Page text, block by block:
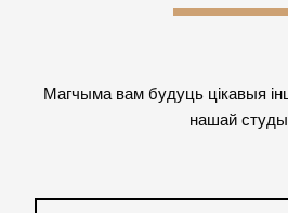
Магчыма вам будуць цікавыя
нашай